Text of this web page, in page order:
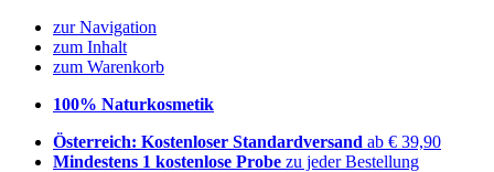
zur Navigation
zum Inhalt
zum Warenkorb
100% Naturkosmetik
Österreich: Kostenloser Standardversand ab € 39,90
Mindestens 1 kostenlose Probe zu jeder Bestellung